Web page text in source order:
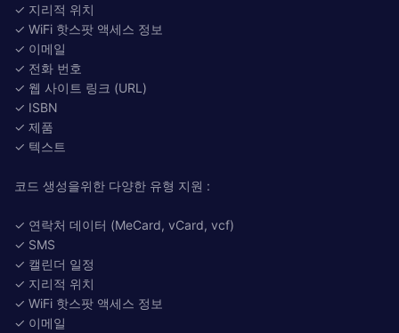
✓ 지리적 위치
✓ WiFi 핫스팟 액세스 정보
✓ 이메일
✓ 전화 번호
✓ 웹 사이트 링크 (URL)
✓ ISBN
✓ 제품
✓ 텍스트
코드 생성을위한 다양한 유형 지원 :
✓ 연락처 데이터 (MeCard, vCard, vcf)
✓ SMS
✓ 캘린더 일정
✓ 지리적 위치
✓ WiFi 핫스팟 액세스 정보
✓ 이메일